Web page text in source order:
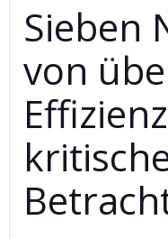
Sieben
von